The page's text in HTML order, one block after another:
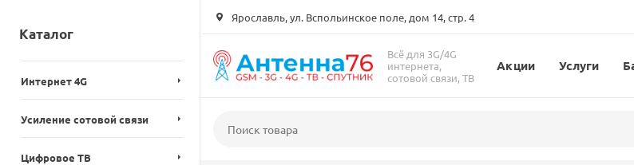
Ярославль, ул. Вспольинское поле, дом 14, стр. 4
Всё для 3G/4G
интернета,
сотовой связи, ТВ
Акции Услуги
Каталог
Интернет 4G
Усиление сотовой связи
Цифровое ТВ